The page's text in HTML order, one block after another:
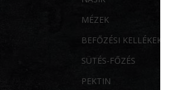
MÉZEK
BEFŐZÉSI KELLÉKEK
SÜTÉS-FŐZÉS
PEKTIN